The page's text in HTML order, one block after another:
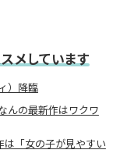
メしています
）降臨
んの最新作はワクワ
は「女の子が見やすい